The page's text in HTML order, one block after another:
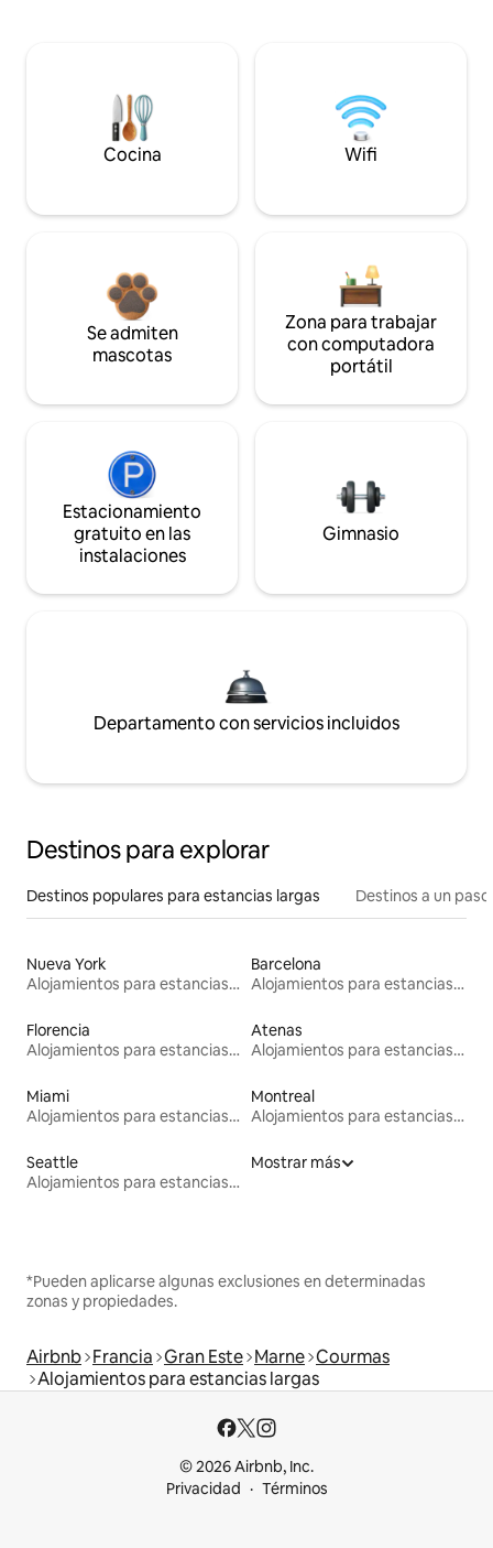
Cocina Wifi
Se admiten
mascotas
Zona para trabajar
con computadora
portátil
Estacionamiento
gratuito en las
instalaciones
Gimnasio
Departamento con servicios incluidos
Destinos para explorar
Destinos populares para estancias largas Destinos a un
Nueva York
Alojamientos para estancias largas
Barcelona
Alojamientos para estancias largas
Florencia
Alojamientos para estancias largas
Atenas
Alojamientos para estancias largas
Miami
Alojamientos para estancias largas
Montreal
Alojamientos para estancias largas
Seattle
Alojamientos para estancias largas
Mostrar más
*Pueden aplicarse algunas exclusiones en determinadas
zonas y propiedades.
Airbnb Francia Gran Este Marne Courmas
Alojamientos para estancias largas
© 2026 Airbnb, Inc.
Privacidad
Términos